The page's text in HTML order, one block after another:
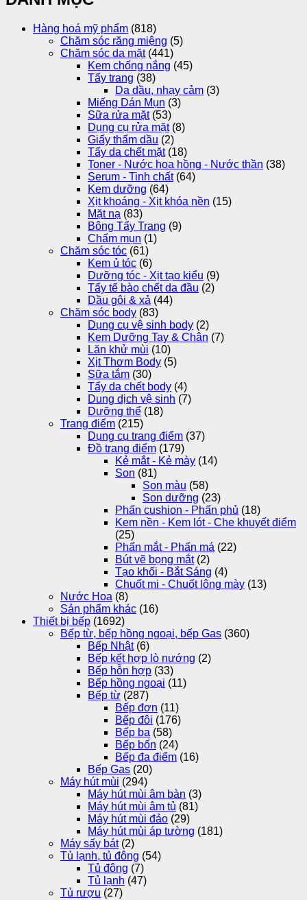
Hàng hoá mỹ phẩm (818)
Chăm sóc răng miệng (5)
Chăm sóc da mặt (441)
Kem chống nắng (45)
Tẩy trang (38)
Da dầu, nhạy cảm (3)
Miếng Dán Mụn (3)
Sữa rửa mặt (53)
Dụng cụ rửa mặt (8)
Giấy thấm dầu (2)
Tẩy da chết mặt (18)
Toner - Nước hoa hồng - Nước thần (38)
Serum - Tinh chất (64)
Kem dưỡng (64)
Xịt khoáng - Xịt khóa nền (15)
Mặt nạ (83)
Bông Tẩy Trang (9)
Chấm mụn (1)
Chăm sóc tóc (61)
Kem ủ tóc (6)
Dưỡng tóc - Xịt tạo kiểu (9)
Tẩy tế bào chết da đầu (2)
Dầu gôi & xả (44)
Chăm sóc body (83)
Dụng cụ vệ sinh body (2)
Kem Dưỡng Tay & Chân (7)
Lăn khử mùi (10)
Xịt Thơm Body (5)
Sữa tắm (30)
Tẩy da chết body (4)
Dung dịch vệ sinh (7)
Dưỡng thể (18)
Trang điểm (215)
Dụng cụ trang điểm (37)
Đồ trang điểm (179)
Kẻ mắt - Kẻ mày (14)
Son (81)
Son màu (58)
Son dưỡng (23)
Phấn cushion - Phấn phủ (18)
Kem nền - Kem lót - Che khuyết điểm
(25)
Phấn mắt - Phấn má (22)
Bút vẽ bọng mắt (2)
Tạo khối - Bắt Sáng (4)
Chuốt mi - Chuốt lông mày (13)
Nước Hoa (8)
Sản phẩm khác (16)
Thiết bị bếp (1692)
Bếp từ, bếp hồng ngoại, bếp Gas (360)
Bếp Nhật (6)
Bếp kết hợp lò nướng (2)
Bếp hỗn hợp (33)
Bếp hồng ngoại (11)
Bếp từ (287)
Bếp đơn (11)
Bếp đôi (176)
Bếp ba (58)
Bếp bốn (24)
Bếp đa điểm (16)
Bếp Gas (20)
Máy hút mùi (294)
Máy hút mùi âm bàn (3)
Máy hút mùi âm tủ (81)
Máy hút mùi đảo (29)
Máy hút mùi áp tường (181)
Máy sấy bát (2)
Tủ lạnh, tủ đông (54)
Tủ đông (7)
Tủ lạnh (47)
Tủ rượu (27)